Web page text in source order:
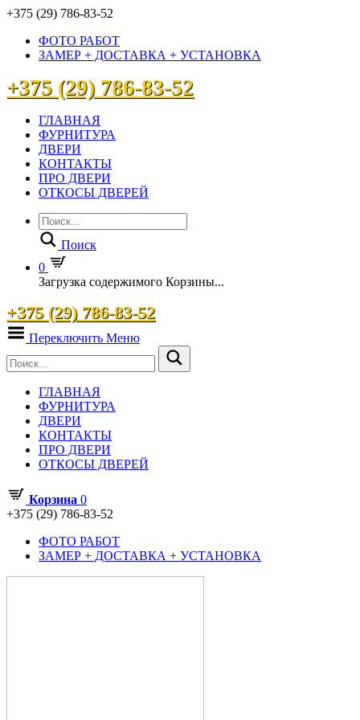
+375 (29) 786-83-52
ФОТО РАБОТ
ЗАМЕР + ДОСТАВКА + УСТАНОВКА
+375 (29) 786-83-52
ГЛАВНАЯ
ФУРНИТУРА
ДВЕРИ
КОНТАКТЫ
ПРО ДВЕРИ
ОТКОСЫ ДВЕРЕЙ
Поиск
0
Загрузка содержимого Корзины...
+375 (29) 786-83-52
Переключить Меню
ГЛАВНАЯ
ФУРНИТУРА
ДВЕРИ
КОНТАКТЫ
ПРО ДВЕРИ
ОТКОСЫ ДВЕРЕЙ
Корзина 0
+375 (29) 786-83-52
ФОТО РАБОТ
ЗАМЕР + ДОСТАВКА + УСТАНОВКА